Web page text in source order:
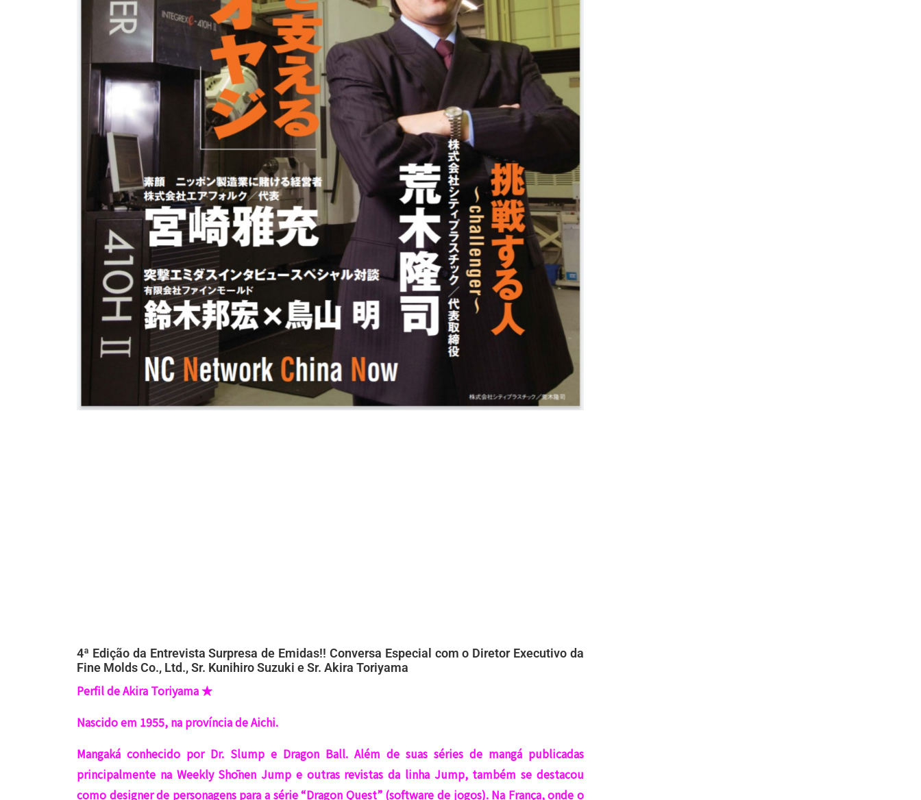
4ª Edição da Entrevista Surpresa de Emidas!! Conversa Especial com o Diretor Executivo da
Fine Molds Co., Ltd., Sr. Kunihiro Suzuki e Sr. Akira Toriyama
Perfil de Akira Toriyama ★
Nascido em 1955, na província de Aichi.
Mangaká conhecido por Dr. Slump e Dragon Ball. Além de suas séries de mangá publicadas
principalmente na Weekly Shōnen Jump e outras revistas da linha Jump, também se destacou
como designer de personagens para a série “Dragon Quest” (software de jogos). Na França, onde o